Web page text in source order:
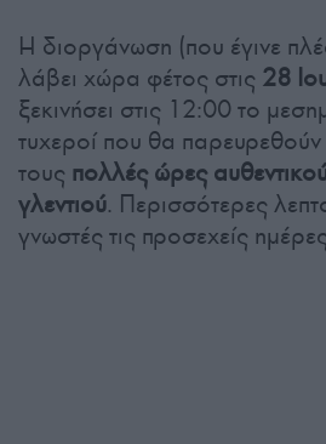
Η διοργάνωση (που έγινε
λάβει χώρα φέτος στις 28
ξεκινήσει στις 12:00 το
τυχεροί που θα
τους πολλές ώρες
γλεντιού. Περισσότερες
γνωστές τις προσεχείς